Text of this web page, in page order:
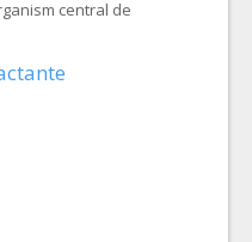
central de